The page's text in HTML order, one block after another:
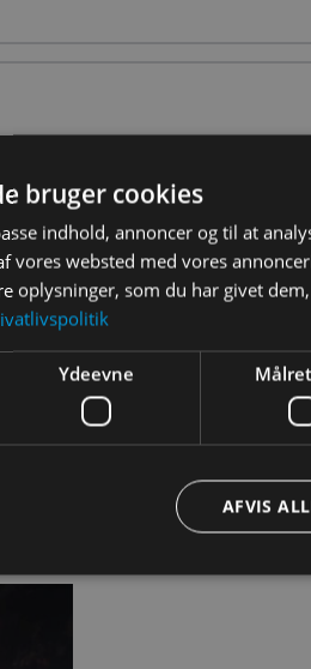
stjernekameraer, der
fjerne himmellegemer – og
dykke ned i
af det nære og det fjerne
sammen med dig og Terma.
hvor der kan fremvises
bruger cookies
indhold, annoncer og til at
vores websted med vores
oplysninger, som du har givet
Ydeevne
AFVIS